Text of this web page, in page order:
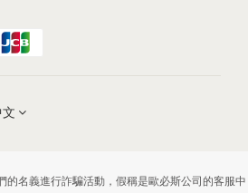
的名義進行詐騙活動，假稱是歐必斯公司的客服中